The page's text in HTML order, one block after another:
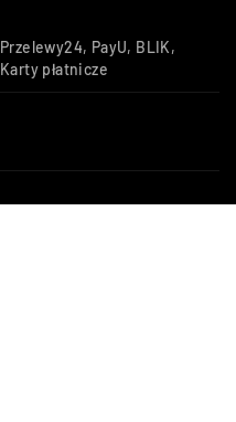
Przelewy24, PayU, BLIK,
Karty płatnicze